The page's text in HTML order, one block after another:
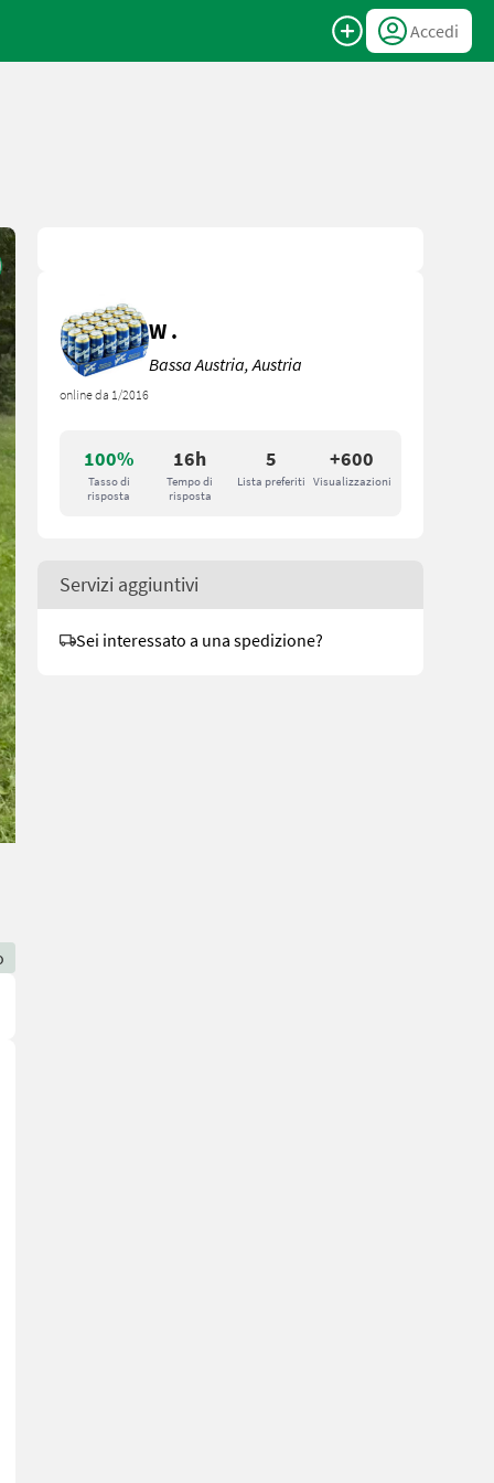
Accedi
100%
Tasso di
risposta
16h
Tempo di
risposta
5
Lista preferiti
+600
Visualizzazioni
online da 1/2016
W .
Bassa Austria, Austria
Servizi aggiuntivi
Sei interessato a una spedizione?